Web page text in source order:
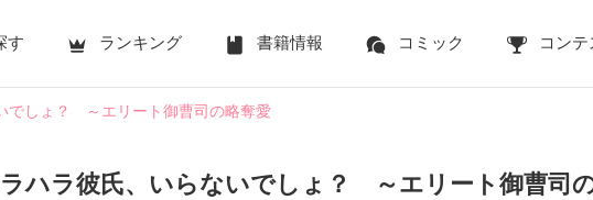
す ランキング 書籍情報 コミック コンテ
でしょ？ ～エリート御曹司の略奪愛
ハラ彼氏、いらないでしょ？ ～エリート御曹司